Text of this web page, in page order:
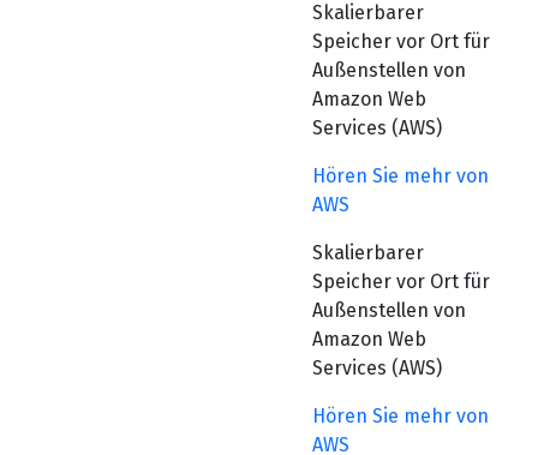
Skalierbarer
Speicher vor Ort für
Außenstellen von
Amazon Web
Services (AWS)
Hören Sie mehr von
AWS
Skalierbarer
Speicher vor Ort für
Außenstellen von
Amazon Web
Services (AWS)
Hören Sie mehr von
AWS